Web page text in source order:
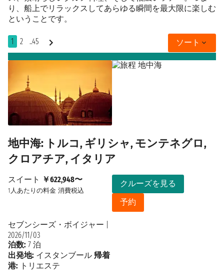
り、船上でリラックスしてあらゆる瞬間を最大限に楽しむ
ということです。
1 2 ..45 ソート
地中海: トルコ, ギリシャ, モンテネグロ,
クロアチア, イタリア
スイート ￥622,948〜
1人あたりの料金 消費税込
クルーズを見る
予約
セブンシーズ・ボイジャー
2026/11/03
泊数: 7 泊
出発地: イスタンブール 帰着
港: トリエステ